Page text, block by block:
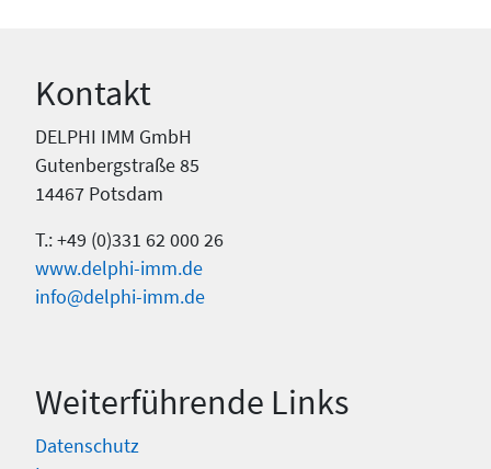
Kontakt
DELPHI IMM GmbH
Gutenbergstraße 85
14467 Potsdam
T.: +49 (0)331 62 000 26
www.delphi-imm.de
info@delphi-imm.de
Weiterführende Links
Datenschutz